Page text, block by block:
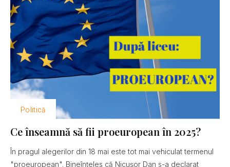
Politică
Ce înseamnă să fii proeuropean în 2025?
În pragul alegerilor din 18 mai este tot mai vehiculat termenul
"proeuropean". Bineînţeles că Nicuşor Dan s-a declarat